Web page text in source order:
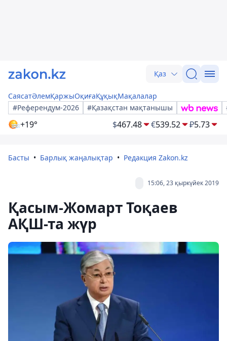
Қаз
СаясатӘлемҚаржыОқиғаҚұқықМақалалар
#Референдум-2026
#Қазақстан мақтанышы
+19° $467.48 €539.52 ₽5.73
Басты Барлық жаңалықтар Редакция Zakon.kz
15:06, 23 қыркүйек 2019
Қасым-Жомарт Тоқаев
АҚШ-та жүр